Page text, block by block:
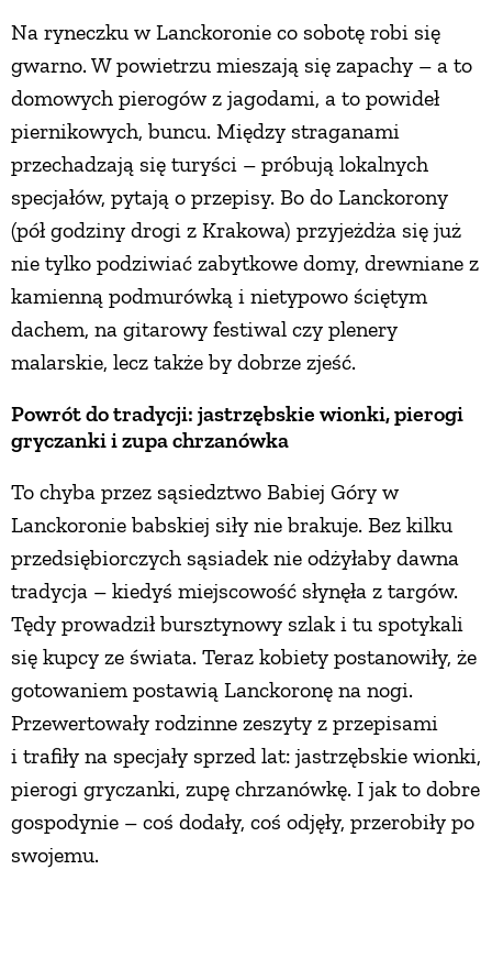
Na ryneczku w Lanckoronie co sobotę robi się
gwarno. W powietrzu mieszają się zapachy – a to
domowych pierogów z jagodami, a to powideł
piernikowych, buncu. Między straganami
przechadzają się turyści – próbują lokalnych
specjałów, pytają o przepisy. Bo do Lanckorony
(pół godziny drogi z Krakowa) przyjeżdża się już
nie tylko podziwiać zabytkowe domy, drewniane z
kamienną podmurówką i nietypowo ściętym
dachem, na gitarowy festiwal czy plenery
malarskie, lecz także by dobrze zjeść.
Powrót do tradycji: jastrzębskie wionki, pierogi
gryczanki i zupa chrzanówka
To chyba przez sąsiedztwo Babiej Góry w
Lanckoronie babskiej siły nie brakuje. Bez kilku
przedsiębiorczych sąsiadek nie odżyłaby dawna
tradycja – kiedyś miejscowość słynęła z targów.
Tędy prowadził bursztynowy szlak i tu spotykali
się kupcy ze świata. Teraz kobiety postanowiły, że
gotowaniem postawią Lanckoronę na nogi.
Przewertowały rodzinne zeszyty z przepisami
i trafiły na specjały sprzed lat: jastrzębskie wionki,
pierogi gryczanki, zupę chrzanówkę. I jak to dobre
gospodynie – coś dodały, coś odjęły, przerobiły po
swojemu.
RĘKODZIEŁO
RZEMIOSŁO
ZWYCZAJE
ZRÓB TO SAM
PRZEPISY
ŚNIADANIA
PRZYSTAWKI
ZUPY
DANIA GŁÓWNE
CIASTA I DESERY
DODATKI
PRZETWORY